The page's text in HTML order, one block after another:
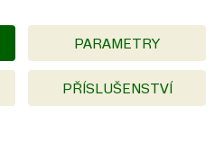
PARAMETRY
PŘÍSLUŠENSTVÍ